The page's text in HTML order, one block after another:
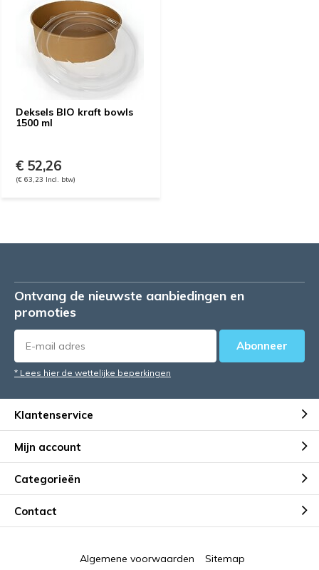
Deksels BIO kraft bowls
1500 ml
€ 52,26
(€ 63,23 Incl. btw)
Ontvang de nieuwste aanbiedingen en
promoties
Abonneer
* Lees hier de wettelijke beperkingen
Klantenservice
Mijn account
Categorieën
Contact
Algemene voorwaarden Sitemap